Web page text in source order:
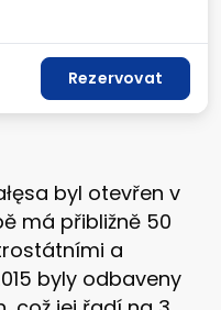
Rezervovat
byl otevřen v
má přibližně 50
a
byly odbaveny